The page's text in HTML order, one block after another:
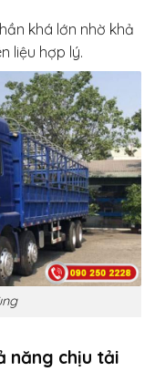
khá lớn nhờ khả
liệu hợp lý.
năng chịu tải